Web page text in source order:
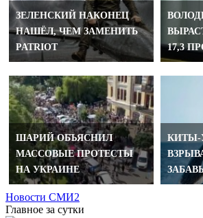
ЗЕЛЕНСКИЙ НАКОНЕЦ
НАШЁЛ, ЧЕМ ЗАМЕНИТЬ
PATRIOT
17,3
ШАРИЙ ОБЪЯСНИЛ
МАССОВЫЕ ПРОТЕСТЫ
НА УКРАИНЕ
КИТЫ-
Новости СМИ2
Главное за сутки